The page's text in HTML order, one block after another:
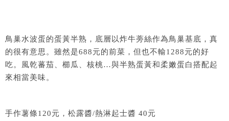
鳥巢水波蛋的蛋黃半熟，底層以炸牛蒡絲作為鳥巢基底，真
的很有意思。雖然是688元的前菜，但也不輸1288元的好
吃。風乾蕃茄、櫛瓜、核桃…與半熟蛋黃和柔嫩蛋白搭配起
來相當美味。
手作薯條120元，松露醬/熱淋起士醬 40元